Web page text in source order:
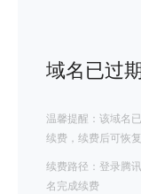
域名已过
温馨提醒：该域名
续费，续费后可恢
续费路径：登录腾
名完成续费